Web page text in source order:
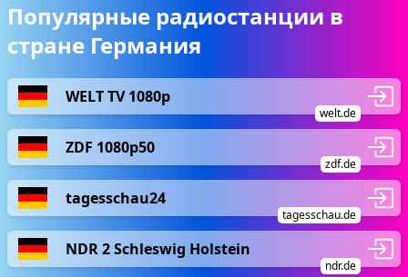
Популярные радиостанции в
стране Германия
WELT TV 1080p
welt.de
ZDF 1080p50
zdf.de
tagesschau24
tagesschau.de
NDR 2 Schleswig Holstein
ndr.de